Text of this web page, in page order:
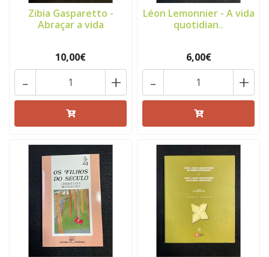
Zibia Gasparetto -
Abraçar a vida
10,00€
+
-
Léon Lemonnier - A vida
quotidian..
6,00€
+
-